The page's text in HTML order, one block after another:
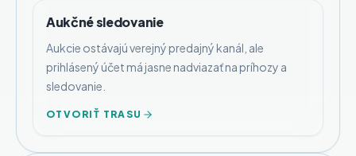
Aukčné sledovanie
Aukcie ostávajú verejný predajný kanál, ale
prihlásený účet má jasne nadviazať na príhozy a
sledovanie.
OTVORIŤ TRASU